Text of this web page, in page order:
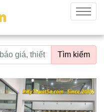
Menu
Tìm kiếm